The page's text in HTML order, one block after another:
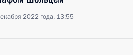
2022 года, 13:55